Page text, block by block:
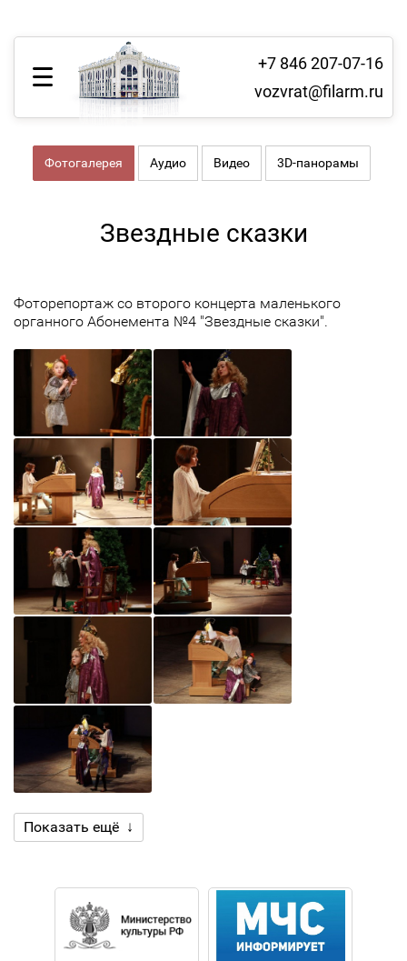
+7 846 207-07-16
vozvrat@filarm.ru
Фотогалерея Аудио Видео 3D-панорамы
Звездные сказки
Фоторепортаж со второго концерта маленького
органного Абонемента №4 "Звездные сказки".
Показать ещё ↓